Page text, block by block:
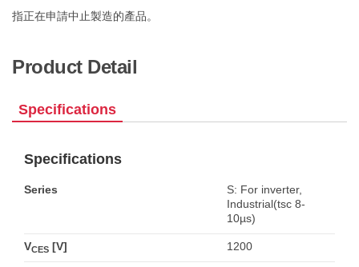
指正在申請中止製造的產品。
Product Detail
Specifications
Specifications
Series
S: For inverter,
Industrial(tsc 8-
10µs)
VCES [V] 1200